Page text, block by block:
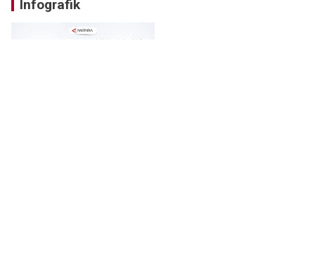
Infografik